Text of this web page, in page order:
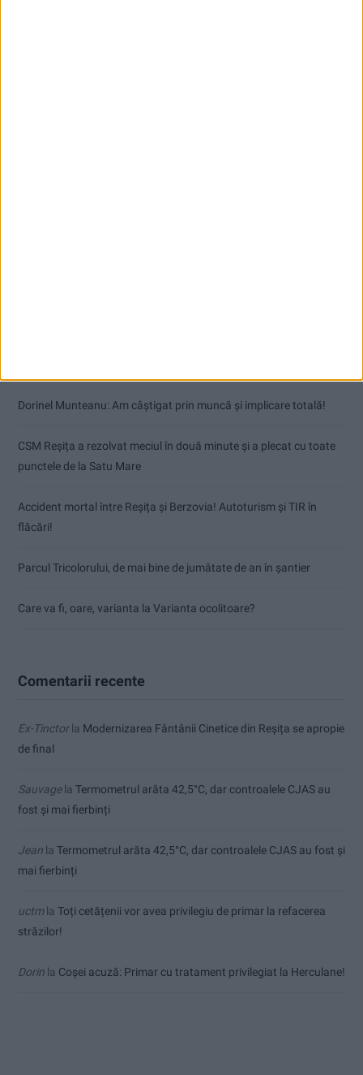
Dorinel Munteanu: Am câștigat prin muncă și implicare totală!
CSM Reșița a rezolvat meciul în două minute și a plecat cu toate
punctele de la Satu Mare
Accident mortal între Reșița și Berzovia! Autoturism și TIR în
flăcări!
Parcul Tricolorului, de mai bine de jumătate de an în șantier
Care va fi, oare, varianta la Varianta ocolitoare?
Comentarii recente
Ex-Tinctorla Modernizarea Fântânii Cinetice din Reșița se apropie
de final
Sauvagela Termometrul arăta 42,5°C, dar controalele CJAS au
fost și mai fierbinți
Jean la Termometrul arăta 42,5°C, dar controalele CJAS au fost și
mai fierbinți
uctmla Toți cetățenii vor avea privilegiu de primar la refacerea
străzilor!
Dorin la Coșei acuză: Primar cu tratament privilegiat la Herculane!